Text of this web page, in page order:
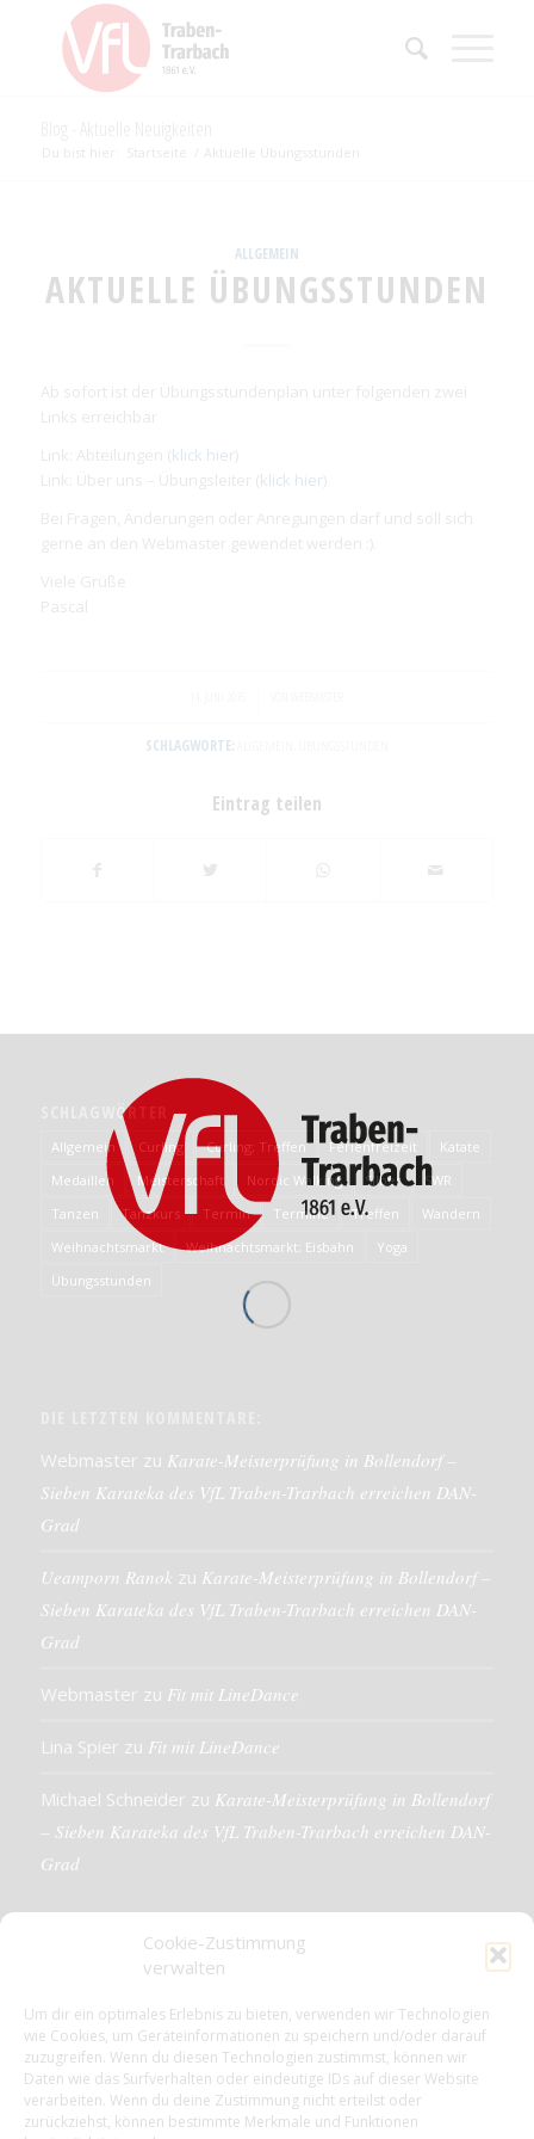
Cookie-Zustimmung
verwalten
Um dir ein optimales Erlebnis zu bieten, verwenden wir Technologien
wie Cookies, um Geräteinformationen zu speichern und/oder darauf
zuzugreifen. Wenn du diesen Technologien zustimmst, können wir
Daten wie das Surfverhalten oder eindeutige IDs auf dieser Website
verarbeiten. Wenn du deine Zustimmung nicht erteilst oder
zurückziehst, können bestimmte Merkmale und Funktionen
ALLGEMEIN
AKTUELLE ÜBUNGSSTUNDEN
klick hier)
klick hier)
SCHLAGWORTE:
Eintrag teilen
SCHLAGWÖRTER
Allgemein Curling Curling; Treffen Ferienfreizeit
Katate
Medaillen
Meisterschaft Nordic Walking Silber
SWR
Tanzen
Tanzkurs Termin Termine Treffen
Wandern
Weihnachtsmarkt
Weihnachtsmarkt; Eisbahn
Yoga
Übungsstunden
Webmaster zu Karate-Meisterprüfung in Bollendorf –
Sieben Karateka des VfL Traben-Trarbach erreichen DAN-
Grad
Ueamporn Ranok zu Karate-Meisterprüfung in Bollendorf –
Sieben Karateka des VfL Traben-Trarbach erreichen DAN-
Grad
Webmaster zu Fit mit LineDance
Lina Spier zu Fit mit LineDance
Michael Schneider zu Karate-Meisterprüfung in Bollendorf
– Sieben Karateka des VfL Traben-Trarbach erreichen DAN-
Grad
KONTAKTDETAILS
VfL 1861 e.V. Traben-Trarbach
Neue Rathausstr. 18
56841 Traben-Trarbach
E-Mail: info@vfl-traben-trarbach.de